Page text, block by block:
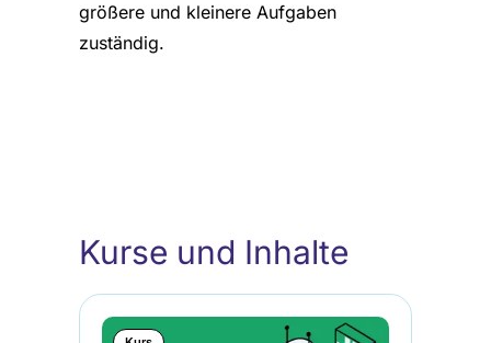
größere und kleinere Aufgaben
zuständig.
Kurse und Inhalte